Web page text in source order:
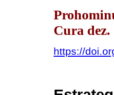
Cura
https://